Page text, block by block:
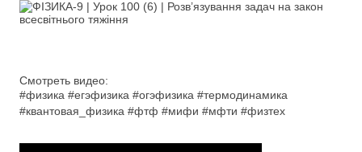
Смотреть видео:
#физика #егэфизика #огэфизика #термодинамика
#квантовая_физика #фтф #мифи #мфти #физтех